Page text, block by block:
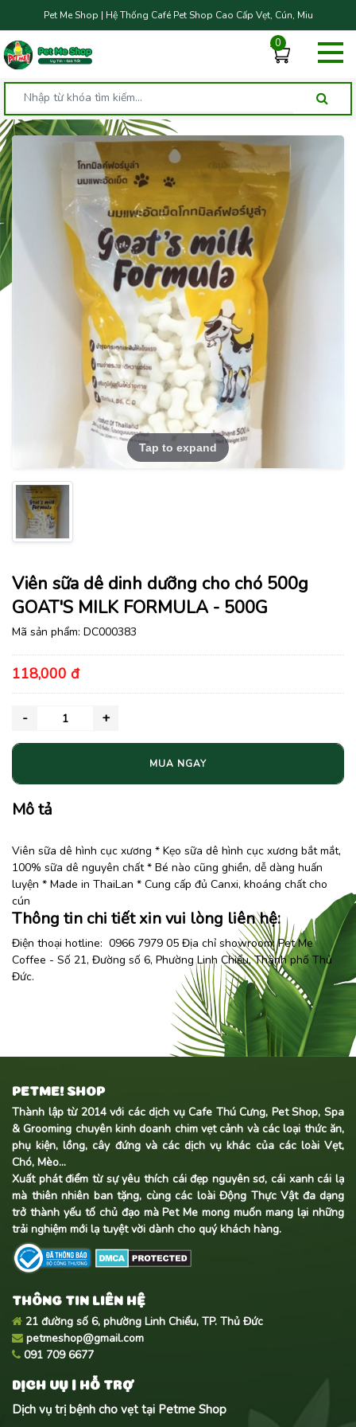
Pet Me Shop | Hệ Thống Café Pet Shop Cao Cấp Vẹt, Cún, Miu
0
Tap to expand
Viên sữa dê dinh dưỡng cho chó 500g
GOAT'S MILK FORMULA - 500G
Mã sản phẩm: DC000383
118,000 đ
MUA NGAY
Mô tả
Viên sữa dê hình cục xương * Kẹo sữa dê hình cục xương bắt mắt,
100% sữa dê nguyên chất * Bé nào cũng ghiền, dễ dàng huấn
luyện * Made in ThaiLan * Cung cấp đủ Canxi, khoáng chất cho
cún
Thông tin chi tiết xin vui lòng liên hệ:
Điện thoại hotline: 0966 7979 05 Địa chỉ showroom:Pet Me
Coffee - Số 21, Đường số 6, Phường Linh Chiểu, Thành phố Thủ
Đức.
PETME! SHOP
Thành lập từ 2014 với các dịch vụ Cafe Thú Cưng, Pet Shop, Spa
& Grooming chuyên kinh doanh chim vẹt cảnh và các loại thức ăn,
phụ kiện, lồng, cây đứng và các dịch vụ khác của các loài Vẹt,
Chó, Mèo...
Xuất phát điểm từ sự yêu thích cái đẹp nguyên sơ, cái xanh cái lạ
mà thiên nhiên ban tặng, cùng các loài Động Thực Vật đa dạng
trở thành yếu tố chủ đạo mà Pet Me mong muốn mang lại những
trải nghiệm mới lạ tuyệt vời dành cho quý khách hàng.
THÔNG TIN LIÊN HỆ
21 đường số 6, phường Linh Chiểu, TP. Thủ Đức
petmeshop@gmail.com
091 709 6677
DỊCH VỤ | HỖ TRỢ
Dịch vụ trị bệnh cho vẹt tại Petme Shop